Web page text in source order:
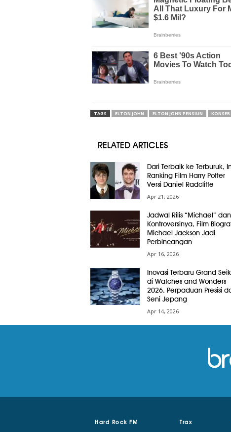
TAGS ELTON JOHN ELTON JOHN PENSIUN
RELATED ARTICLES
Dari Terbaik ke Terburuk,
Ranking Film Harry Potter
Versi Daniel Radcliffe
Apr 21, 2026
Jadwal Rilis “Michael” dan
Kontroversinya, Film
Michael Jackson Jadi
Perbincangan
Apr 16, 2026
Inovasi Terbaru Grand
di Watches and Wonders
2026, Perpaduan Presisi
Seni Jepang
Apr 14, 2026
Hard Rock FM Trax